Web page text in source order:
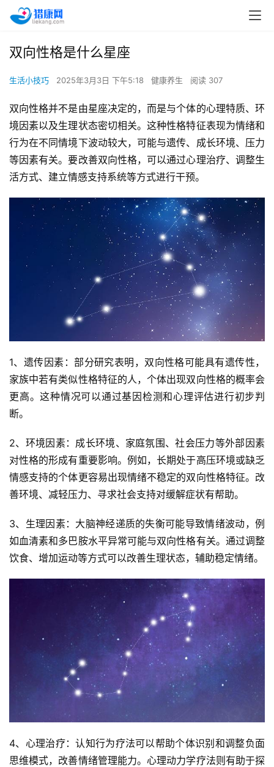
双向性格是什么星座
生活小技巧 2025年3月3日 下午5:18 健康养生 阅读 307
双向性格并不是由星座决定的，而是与个体的心理特质、环
境因素以及生理状态密切相关。这种性格特征表现为情绪和
行为在不同情境下波动较大，可能与遗传、成长环境、压力
等因素有关。要改善双向性格，可以通过心理治疗、调整生
活方式、建立情感支持系统等方式进行干预。
1、遗传因素：部分研究表明，双向性格可能具有遗传性，
家族中若有类似性格特征的人，个体出现双向性格的概率会
更高。这种情况可以通过基因检测和心理评估进行初步判
断。
2、环境因素：成长环境、家庭氛围、社会压力等外部因素
对性格的形成有重要影响。例如，长期处于高压环境或缺乏
情感支持的个体更容易出现情绪不稳定的双向性格特征。改
善环境、减轻压力、寻求社会支持对缓解症状有帮助。
3、生理因素：大脑神经递质的失衡可能导致情绪波动，例
如血清素和多巴胺水平异常可能与双向性格有关。通过调整
饮食、增加运动等方式可以改善生理状态，辅助稳定情绪。
4、心理治疗：认知行为疗法可以帮助个体识别和调整负面
思维模式，改善情绪管理能力。心理动力学疗法则有助于探